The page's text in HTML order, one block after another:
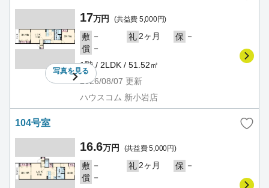
写真を見る
17万円 (共益費 5,000円)
敷 － 礼 2ヶ月 保 －
償 －
1階 / 2LDK / 51.52㎡
2026/08/07 更新
ハウスコム 新小岩店
104号室
16.6万円 (共益費 5,000円)
敷 － 礼 2ヶ月 保 －
償 －